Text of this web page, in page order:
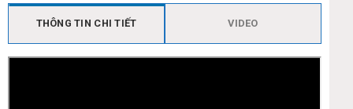
THÔNG TIN CHI TIẾT VIDEO